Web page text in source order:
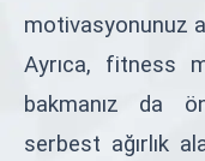
motivasyonunuz
Ayrıca, fitness
bakmanız da
serbest ağırlık